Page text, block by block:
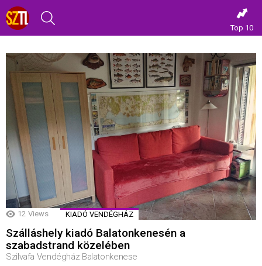
Top 10
TOVÁBBI
BEJEGYZÉSEK
12 Views KIADÓ VENDÉGHÁZ
Szálláshely kiadó Balatonkenesén a
szabadstrand közelében
Szilvafa Vendégház Balatonkenese